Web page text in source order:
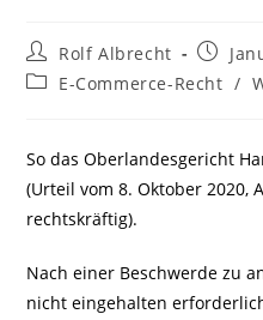
Beitrags-
Autor:
Rolf Albrecht
Beitrag
Beitrags-
E-Commerce-Recht /
So das Oberlandesgericht
(Urteil vom 8. Oktober 2020,
rechtskräftig).
Nach einer Beschwerde zu
nicht eingehalten